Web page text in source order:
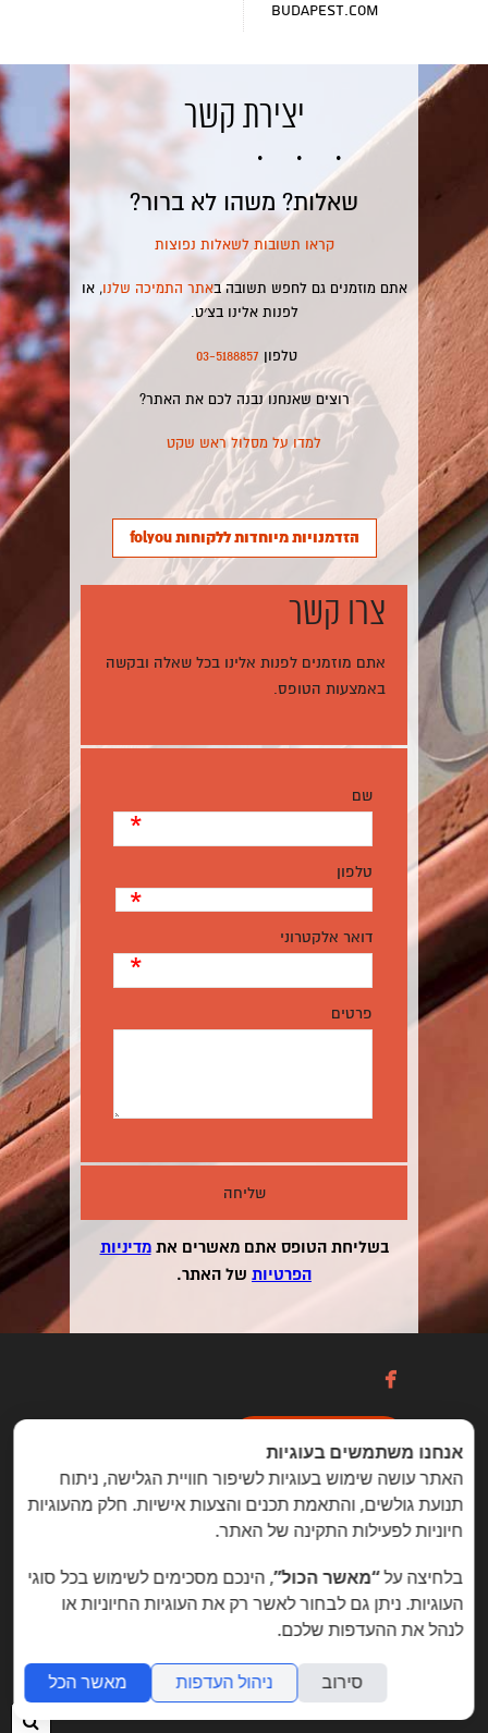
budapest.com
יצירת קשר
שאלות? משהו לא ברור?
קראו תשובות לשאלות נפוצות
אתם מוזמנים גם לחפש תשובה באתר התמיכה שלנו, או
לפנות אלינו בצ׳ט.
טלפון 03-5188857
רוצים שאנחנו נבנה לכם את האתר?
למדו על מסלול ראש שקט
הזדמנויות מיוחדות ללקוחות folyou
צרו קשר
אתם מוזמנים לפנות אלינו בכל שאלה ובקשה
באמצעות הטופס.
שם
*
טלפון
*
דואר אלקטרוני
*
פרטים
בשליחת הטופס אתם מאשרים אתמדיניות
הפרטיות של האתר.

הזדמנויות מיוחדות ללקוחות folyou
צרו איתנו קשר הצהרת נגישות משרות
מה חדש תמיכה תנאי שימוש
אפיליאייטס אתר דו לשוני חנות וירטואלית
אנחנו משתמשים בעוגיות
האתר עושה שימוש בעוגיות לשיפור חוויית הגלישה, ניתוח
תנועת גולשים, והתאמת תכנים והצעות אישיות. חלק מהעוגיות
חיוניות לפעילות התקינה של האתר.
בלחיצה על“מאשר הכול”, הינכם מסכימים לשימוש בכל סוגי
העוגיות. ניתן גם לבחור לאשר רק את העוגיות החיוניות או
לנהל את ההעדפות שלכם.
סירוב ניהול העדפות מאשר הכל